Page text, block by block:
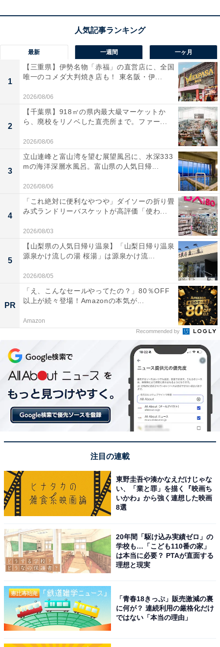
間」を過ごせるのが特徴です。
「天然温泉 浜辺の宿あさひや」の口コミは？
「天然温泉 浜辺の宿あさひや」には、以下のような口コ
ミが寄せられています。
獲れたての新鮮な海の幸が驚くほどのボリュームで
提供される
三つの天然温泉がすべて貸切で気兼ねなくゆっくり
館内は隅々まで清潔感にあふれスタッフの対応も非
常に丁寧
最新 一週間 一ヶ月
1
【三重県】伊勢名物「赤福」の直営店に、全国
唯一のコメダ大判焼き店も！ 東名阪・伊...
2026/08/06
2
【千葉県】918㎡の県内最大級マーケットか
ら、廃校をリノベした直売所まで。ファー...
2026/08/06
3
立山連峰と富山湾を望む展望風呂に、水深333
mの海洋深層水風呂。富山県の人気日帰...
2026/08/06
4
「これ絶対に便利なやつや」ダイソーの折り畳
み式ランドリーバスケットが高評価「使わ...
2026/08/03
5
【山梨県の人気日帰り温泉】「山梨日帰り温泉
源泉かけ流しの湯 桜湯」は源泉かけ流...
2026/08/05
PR
「え、こんなセールやってたの？」80％OFF
以上が続々登場！Amazonの本気が...
Amazon
Recommended by
注目の連載
東野圭吾や湊かなえだけじゃな
い、「業と罪」を描く『映画ち
いかわ』から強く連想した映画
8選
20年間「駆け込み実績ゼロ」の
学校も…「こども110番の家」
は本当に必要？ PTAが直面する
理想と現実
「青春18きっぷ」販売激減の裏
に何が？ 連続利用の厳格化だけ
ではない「本当の理由」